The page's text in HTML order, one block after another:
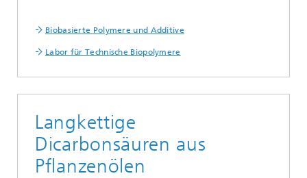
Biobasierte Polymere und Additive
Labor für Technische Biopolymere
Langkettige
Dicarbonsäuren aus
Pflanzenölen